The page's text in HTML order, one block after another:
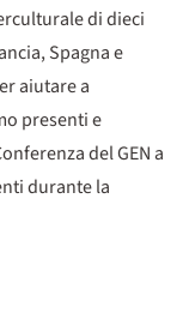
di dieci
Spagna e
aiutare a
presenti e
del GEN a
durante la